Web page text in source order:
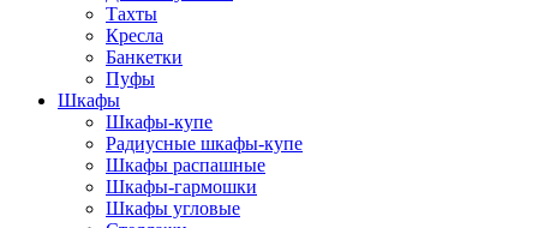
Тахты
Кресла
Банкетки
Пуфы
Шкафы
Шкафы-купе
Радиусные шкафы-купе
Шкафы распашные
Шкафы-гармошки
Шкафы угловые